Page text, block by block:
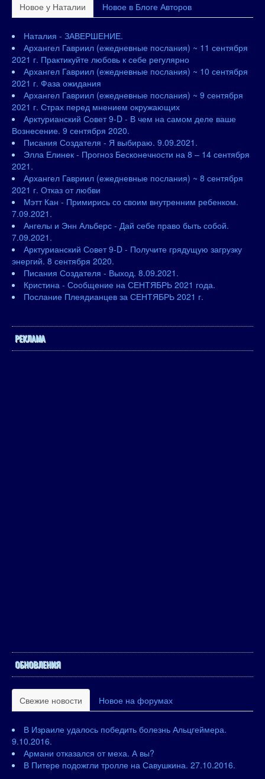
Новое у Наталии Новое в Блоге Авторов
Наталия - ЗАВЕРШЕНИЕ.
Архангел Гавриил (ежедневные послания) ~ 11 сентября
2021 г. Практикуйте любовь к себе регулярно
Архангел Гавриил (ежедневные послания) ~ 10 сентября
2021 г. Фаза ожидания
Архангел Гавриил (ежедневные послания) ~ 9 сентября
2021 г. Страх перед мнением окружающих
Арктурианский Совет 9-D - В чем на самом деле ваше
Вознесение. 9 сентября 2020.
Писания Создателя - Я выбираю. 9.09.2021.
Элла Елинек - Прогноз Бесконечности на 8 – 14 сентября
2021.
Архангел Гавриил (ежедневные послания) ~ 8 сентября
2021 г. Отказ от любви
Мэтт Кан - Примирись со своим внутренним ребенком.
7.09.2021.
Ангелы и Энн Альберс - Дай себе право быть собой.
7.09.2021.
Арктурианский Совет 9-D - Получите грядущую загрузку
энергий. 8 сентября 2020.
Писания Создателя - Выход. 8.09.2021.
Кристина - Сообщение на СЕНТЯБРЬ 2021 года.
Послание Плеядианцев за СЕНТЯБРЬ 2021 г.
РЕКЛАМА
ОБНОВЛЕНИЯ
Свежие новости Новое на форумах
В Израиле удалось победить болезнь Альцгеймера.
9.10.2016.
Армани отказался от меха. А вы?
В Питере подожгли тролле на Савушкина. 27.10.2016.